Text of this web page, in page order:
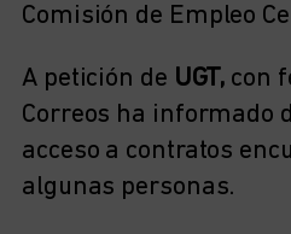
Comisión de Empleo
A petición de UGT, con
Correos ha informado
acceso a contratos
algunas personas.